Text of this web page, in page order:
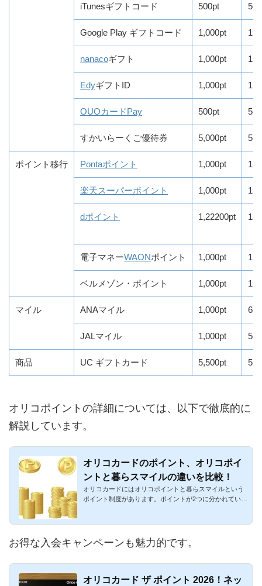
iTunesギフトコード 500pt
Google Play ギフトコード 1,000pt
nanacoギフト 1,000pt
EdyギフトID 1,000pt
OUOカードPay 500pt
すかいらーくご優待券 5,000pt
ポイント移行 Pontaポイント 1,000pt
楽天スーパーポイント 1,000pt
dポイント 1,22200pt
電子マネーWAONポイント 1,000pt
ベルメゾン・ポイント 1,000pt
マイル ANAマイル 1,000pt
JALマイル 1,000pt
商品 UC ギフトカード 5,500pt
オリコポイントの詳細については、以下で徹底的に
解説しています。
オリコカードのポイント、オリコポイ
ントと暮らスマイルの違いを比較！
オリコカードにはオリコポイントと暮らスマイルという
ポイント制度があります。ポイントが2つに分かれてい
お得な入会キャンペーンも魅力的です。
オリコカード ザ ポイント 2026！ネッ